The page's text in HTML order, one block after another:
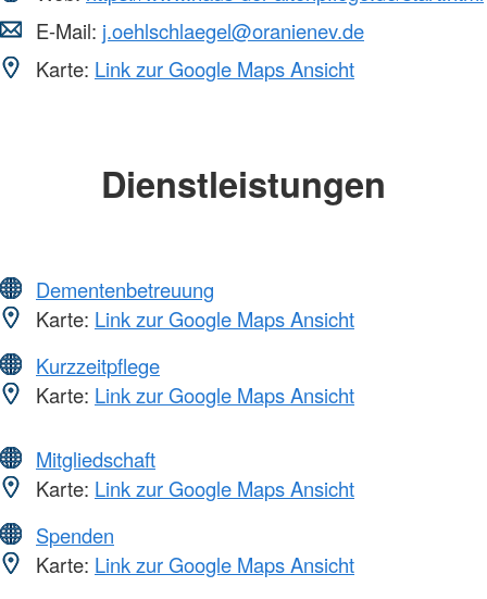
E-Mail: j.oehlschlaegel@oranienev.de
Karte: Link zur Google Maps Ansicht
Dienstleistungen
Dementenbetreuung
Karte: Link zur Google Maps Ansicht
Kurzzeitpflege
Karte: Link zur Google Maps Ansicht
Mitgliedschaft
Karte: Link zur Google Maps Ansicht
Spenden
Karte: Link zur Google Maps Ansicht